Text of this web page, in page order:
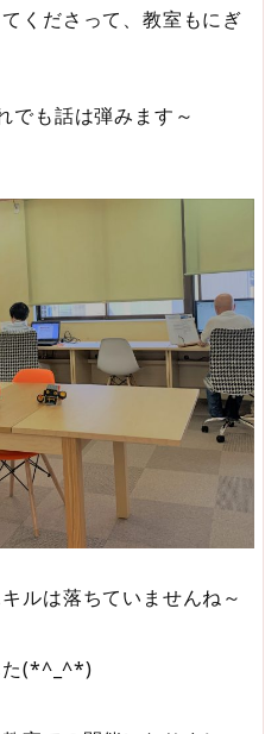
くださって、教室もにぎ
でも話は弾みます～
ルは落ちていませんね～
た(*^_^*)